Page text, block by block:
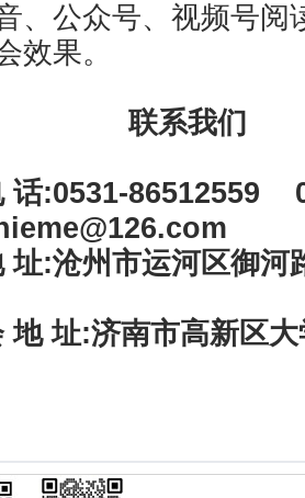
、公众号、视频号阅
效果。
联系我们
:0531-86512559
:沧州市运河区御河
址:济南市高新区